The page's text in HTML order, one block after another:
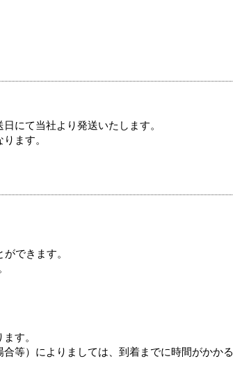
にて当社より発送いたします。
ます。
できます。
す。
等）によりましては、到着までに時間がかかる